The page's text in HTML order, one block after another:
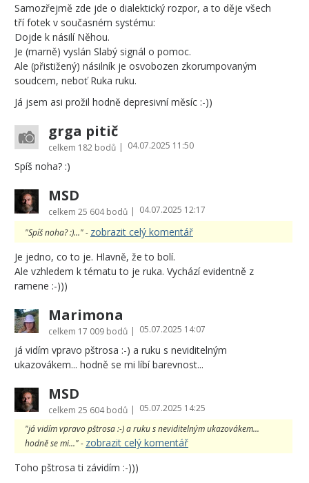
Samozřejmě zde jde o dialektický rozpor, a to děje všech
tří fotek v současném systému:
Dojde k násilí Něhou.
Je (marně) vyslán Slabý signál o pomoc.
Ale (přistižený) násilník je osvobozen zkorumpovaným
soudcem, neboť Ruka ruku.
Já jsem asi prožil hodně depresivní měsíc :-))
grga pitič
celkem 182 bodů | 04.07.2025 11:50
Spíš noha? :)
MSD
celkem 25 604 bodů | 04.07.2025 12:17
"Spíš noha? :)..." - zobrazit celý komentář
Je jedno, co to je. Hlavně, že to bolí.
Ale vzhledem k tématu to je ruka. Vychází evidentně z
ramene :-)))
Marimona
celkem 17 009 bodů | 05.07.2025 14:07
já vidím vpravo pštrosa :-) a ruku s neviditelným
ukazovákem... hodně se mi líbí barevnost...
MSD
celkem 25 604 bodů | 05.07.2025 14:25
"já vidím vpravo pštrosa :-) a ruku s neviditelným ukazovákem...
hodně se mi..." - zobrazit celý komentář
Toho pštrosa ti závidím :-)))